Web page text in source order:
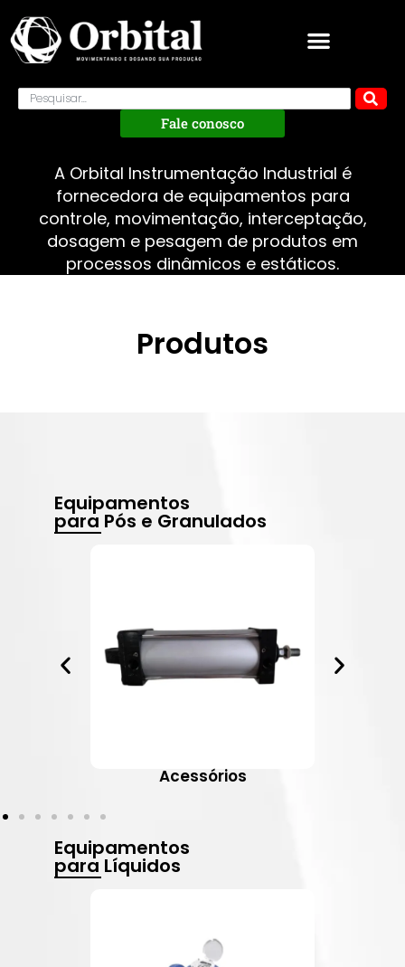
Fale conosco
A Orbital Instrumentação Industrial é
fornecedora de equipamentos para
controle, movimentação, interceptação,
dosagem e pesagem de produtos em
processos dinâmicos e estáticos.
Produtos
Equipamentos
para Pós e Granulados
Acessórios
Equipamentos
para Líquidos